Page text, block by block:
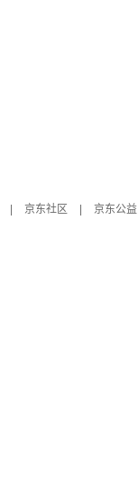
京东社区
京东公益